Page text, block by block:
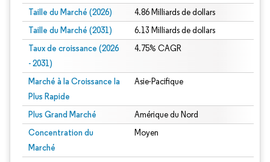
Taille du Marché (2026) 4.86 Milliards de dollars
Taille du Marché (2031) 6.13 Milliards de dollars
Taux de croissance (2026
- 2031)
4.75% CAGR
Marché à la Croissance la
Plus Rapide
Asie-Pacifique
Plus Grand Marché Amérique du Nord
Concentration du
Marché
Moyen